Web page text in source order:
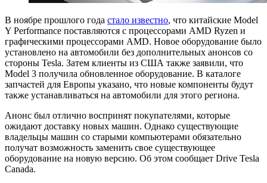
В ноябре прошлого года стало известно, что китайские Model
Y Performance поставляются с процессорами AMD Ryzen и
графическими процессорами AMD. Новое оборудование было
установлено на автомобили без дополнительных анонсов со
стороны Tesla. Затем клиенты из США также заявили, что
Model 3 получила обновленное оборудование. В каталоге
запчастей для Европы указано, что новые компоненты будут
также устанавливаться на автомобили для этого региона.
Анонс был отлично воспринят покупателями, которые
ожидают доставку новых машин. Однако существующие
владельцы машин со старыми компьютерами обязательно
получат возможность заменить свое существующее
оборудование на новую версию. Об этом сообщает Drive Tesla
Canada.